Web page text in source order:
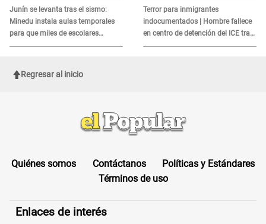
Junín se levanta tras el sismo:
Minedu instala aulas temporales
para que miles de escolares
vuelvan a clases
es?
Terror para inmigrantes
indocumentados | Hombre fallece
en centro de detención del ICE tras
sufrir una "emergencia médica"
Regresar al inicio
Quiénes somos Contáctanos
Políticas y Estándares
Términos de uso
Enlaces de interés